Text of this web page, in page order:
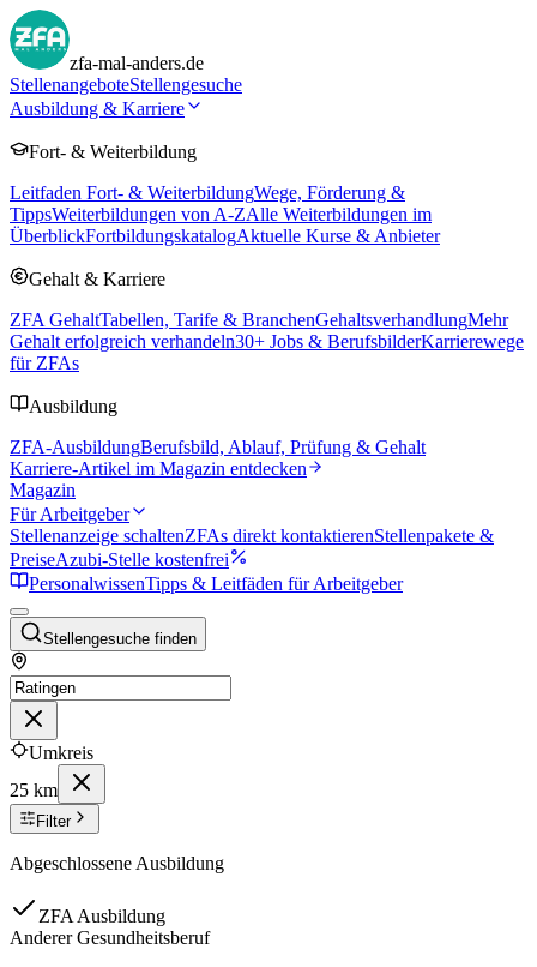
zfa-mal-anders.de
StellenangeboteStellengesuche
Ausbildung & Karriere
Fort- & Weiterbildung
Leitfaden Fort- & WeiterbildungWege, Förderung &
TippsWeiterbildungen von A-ZAlle Weiterbildungen im
ÜberblickFortbildungskatalogAktuelle Kurse & Anbieter
Gehalt & Karriere
ZFA GehaltTabellen, Tarife & BranchenGehaltsverhandlungMehr
Gehalt erfolgreich verhandeln30+ Jobs & BerufsbilderKarrierewege
für ZFAs
Ausbildung
ZFA-AusbildungBerufsbild, Ablauf, Prüfung & Gehalt
Karriere-Artikel im Magazin entdecken
Magazin
Für Arbeitgeber
Stellenanzeige schaltenZFAs direkt kontaktierenStellenpakete &
PreiseAzubi-Stelle kostenfrei
PersonalwissenTipps & Leitfäden für Arbeitgeber
Stellengesuche finden
Umkreis
25 km
Filter
Abgeschlossene Ausbildung
ZFA Ausbildung
Anderer Gesundheitsberuf